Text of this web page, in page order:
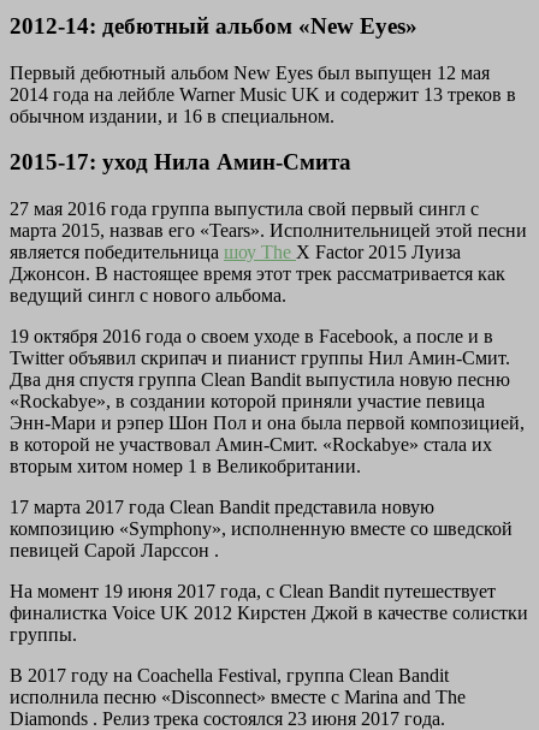
2012-14: дебютный альбом «New Eyes»
Первый дебютный альбом New Eyes был выпущен 12 мая
2014 года на лейбле Warner Music UK и содержит 13 треков в
обычном издании, и 16 в специальном.
2015-17: уход Нила Амин-Смита
27 мая 2016 года группа выпустила свой первый сингл с
марта 2015, назвав его «Tears». Исполнительницей этой песни
является победительница шоу The X Factor 2015 Луиза
Джонсон. В настоящее время этот трек рассматривается как
ведущий сингл с нового альбома.
19 октября 2016 года о своем уходе в Facebook, а после и в
Twitter объявил скрипач и пианист группы Нил Амин-Смит.
Два дня спустя группа Clean Bandit выпустила новую песню
«Rockabye», в создании которой приняли участие певица
Энн-Мари и рэпер Шон Пол и она была первой композицией,
в которой не участвовал Амин-Смит. «Rockabye» стала их
вторым хитом номер 1 в Великобритании.
17 марта 2017 года Clean Bandit представила новую
композицию «Symphony», исполненную вместе со шведской
певицей Сарой Ларссон .
На момент 19 июня 2017 года, с Clean Bandit путешествует
финалистка Voice UK 2012 Кирстен Джой в качестве солистки
группы.
В 2017 году на Coachella Festival, группа Clean Bandit
исполнила песню «Disconnect» вместе с Marina and The
Diamonds . Релиз трека состоялся 23 июня 2017 года.